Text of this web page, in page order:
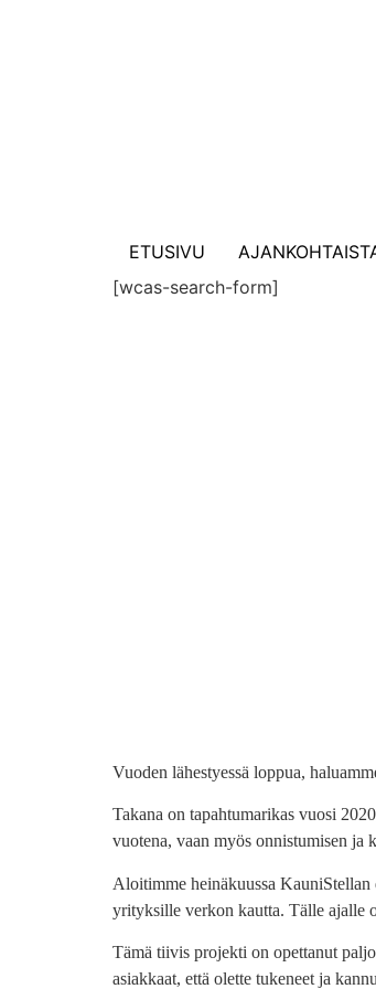
ETUSIVU
[wcas-search-form]
Vuoden lähestyessä loppua,
Takana on tapahtumarikas vuosi
vuotena, vaan myös onnistumisen ja
Aloitimme heinäkuussa
yrityksille verkon kautta. Tälle ajalle
Tämä tiivis projekti on opettanut
asiakkaat, että olette tukeneet ja